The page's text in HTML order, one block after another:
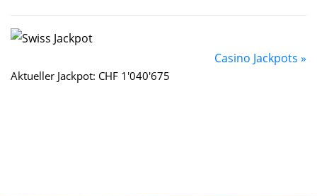
Casino Jackpots »
Aktueller Jackpot: CHF 1'040'675